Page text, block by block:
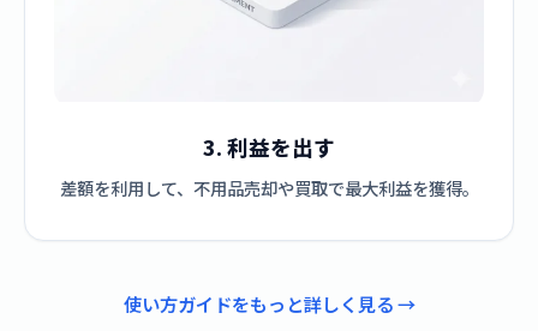
3. 利益を出す
差額を利用して、不用品売却や買取で最大利益を獲得。
使い方ガイドをもっと詳しく見る →